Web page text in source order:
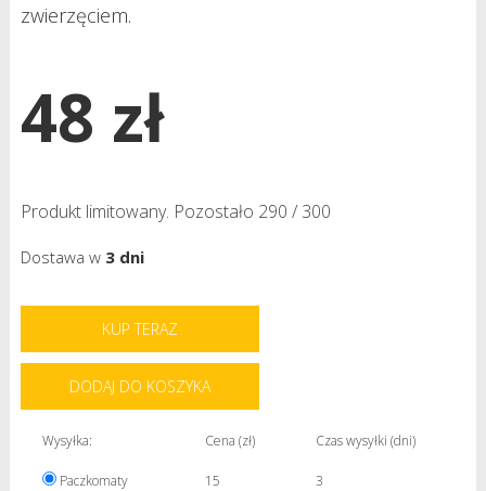
zwierzęciem.
48 zł
Produkt limitowany. Pozostało 290 / 300
Dostawa w 3 dni
KUP TERAZ
DODAJ DO KOSZYKA
Wysyłka: Cena (zł) Czas wysyłki (dni)
Paczkomaty 15 3